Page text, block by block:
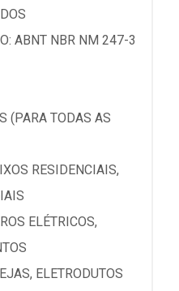
ABNT NBR NM 247-3
(PARA TODAS AS
RESIDENCIAIS,
ELÉTRICOS,
ELETRODUTOS